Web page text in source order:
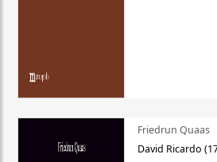
Friedrun Quaas
David Ricardo